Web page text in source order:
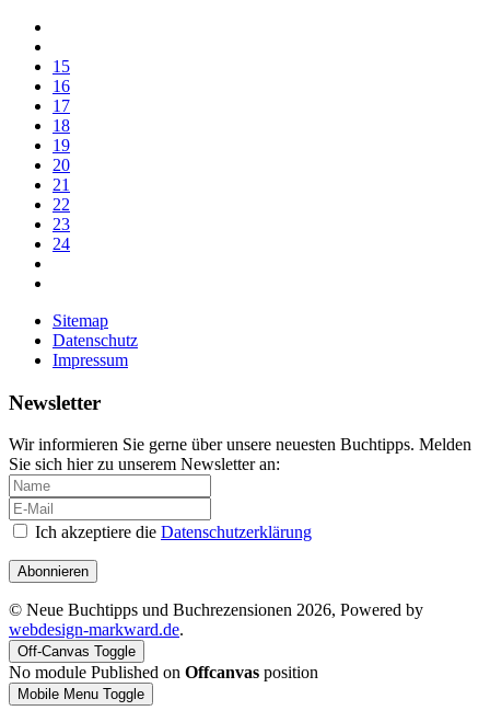
15
16
17
18
19
20
21
22
23
24
Sitemap
Datenschutz
Impressum
Newsletter
Wir informieren Sie gerne über unsere neuesten Buchtipps. Melden
Sie sich hier zu unserem Newsletter an:
Ich akzeptiere die Datenschutzerklärung
Abonnieren
© Neue Buchtipps und Buchrezensionen 2026, Powered by
webdesign-markward.de.
Off-Canvas Toggle
No module Published on Offcanvas position
Mobile Menu Toggle